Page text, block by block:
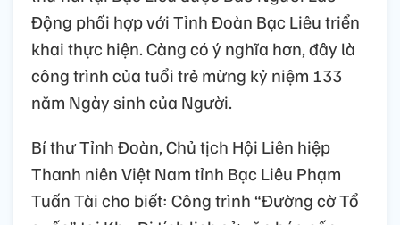
Động phối hợp với Tỉnh Đoàn Bạc Liêu triển
khai thực hiện. Càng có ý nghĩa hơn, đây là
công trình của tuổi trẻ mừng kỷ niệm 133
năm Ngày sinh của Người.
Bí thư Tỉnh Đoàn, Chủ tịch Hội Liên hiệp
Thanh niên Việt Nam tỉnh Bạc Liêu Phạm
Tuấn Tài cho biết: Công trình “Đường cờ Tổ